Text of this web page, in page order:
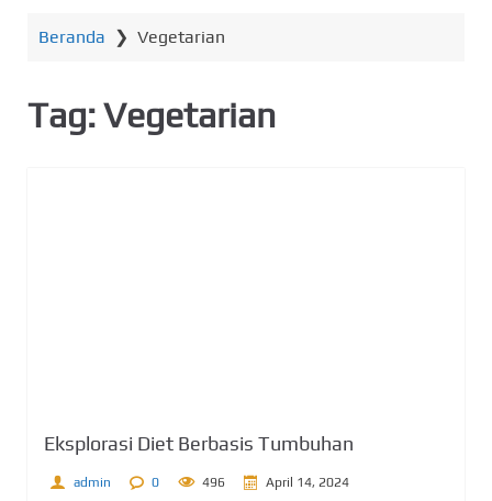
Beranda ❯ Vegetarian
Tag:Vegetarian
Eksplorasi Diet Berbasis Tumbuhan
admin 0 496 April 14, 2024